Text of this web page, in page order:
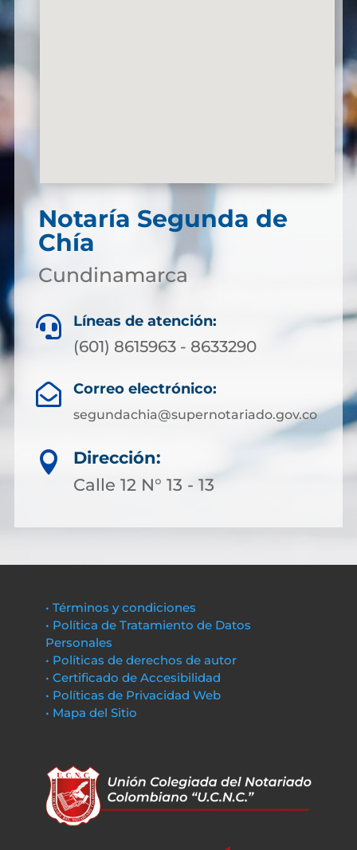
Notaría Segunda de
Chía
Cundinamarca
 Líneas de atención:
(601) 8615963 - 8633290
 Correo electrónico:
segundachia@supernotariado.gov.co

Dirección:
Calle 12 N° 13 - 13
• Términos y condiciones
• Política de Tratamiento de Datos
Personales
• Políticas de derechos de autor
• Certificado de Accesibilidad
• Políticas de Privacidad Web
• Mapa del Sitio